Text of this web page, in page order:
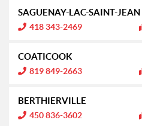
o
o
r
m
a
o
SAGUENAY-LAC-SAINT-JEAN
I
n
o
r
m
a
o
418 343-2469
COATICOOK
I
n
o
r
m
a
819 849-2663
BERTHIERVILLE
I
n
450 836-3602